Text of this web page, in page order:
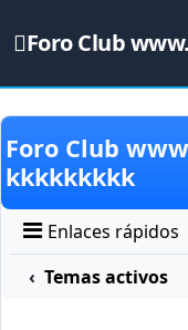
Foro Club
Obviar
Foro Club
kkkkkkkkk
Enlaces rápidos
Temas activos